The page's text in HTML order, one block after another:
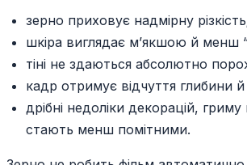
зерно приховує надмірну
шкіра виглядає м’якшою й менш
тіні не здаються абсолютно
кадр отримує відчуття глибини
дрібні недоліки декорацій, гриму
стають менш помітними.